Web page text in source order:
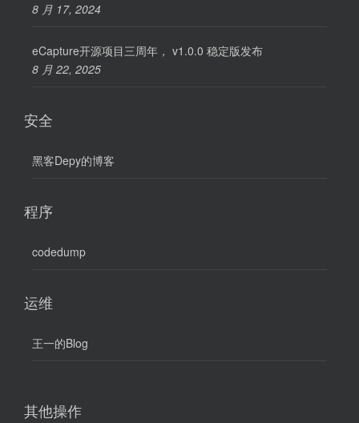
8 月 17, 2024
eCapture开源项目三周年， v1.0.0 稳定版发布
8 月 22, 2025
安全
黑客Depy的博客
程序
codedump
运维
王一的Blog
其他操作